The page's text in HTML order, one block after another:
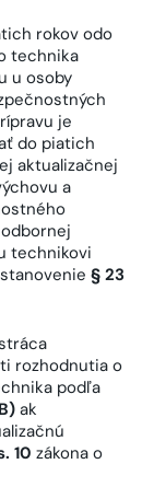
rokov odo
technika
u osoby
je
do piatich
aktualizačnej
a
technikovi
§ 23
rozhodnutia o
podľa
ak
10 zákona o